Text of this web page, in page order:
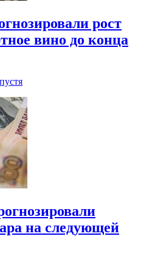
рост
вино до конца
на следующей